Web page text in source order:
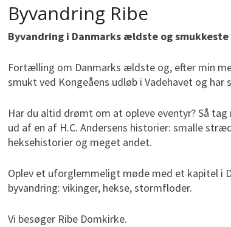
Byvandring Ribe
Byvandring i Danmarks ældste og smukkeste
Fortælling om Danmarks ældste og, efter min
smukt ved Kongeåens udløb i Vadehavet og
Har du altid drømt om at opleve eventyr? Så
ud af en af H.C. Andersens historier: smalle
heksehistorier og meget andet.
Oplev et uforglemmeligt møde med et kapitel i
byvandring: vikinger, hekse, stormfloder.
Vi besøger Ribe Domkirke.